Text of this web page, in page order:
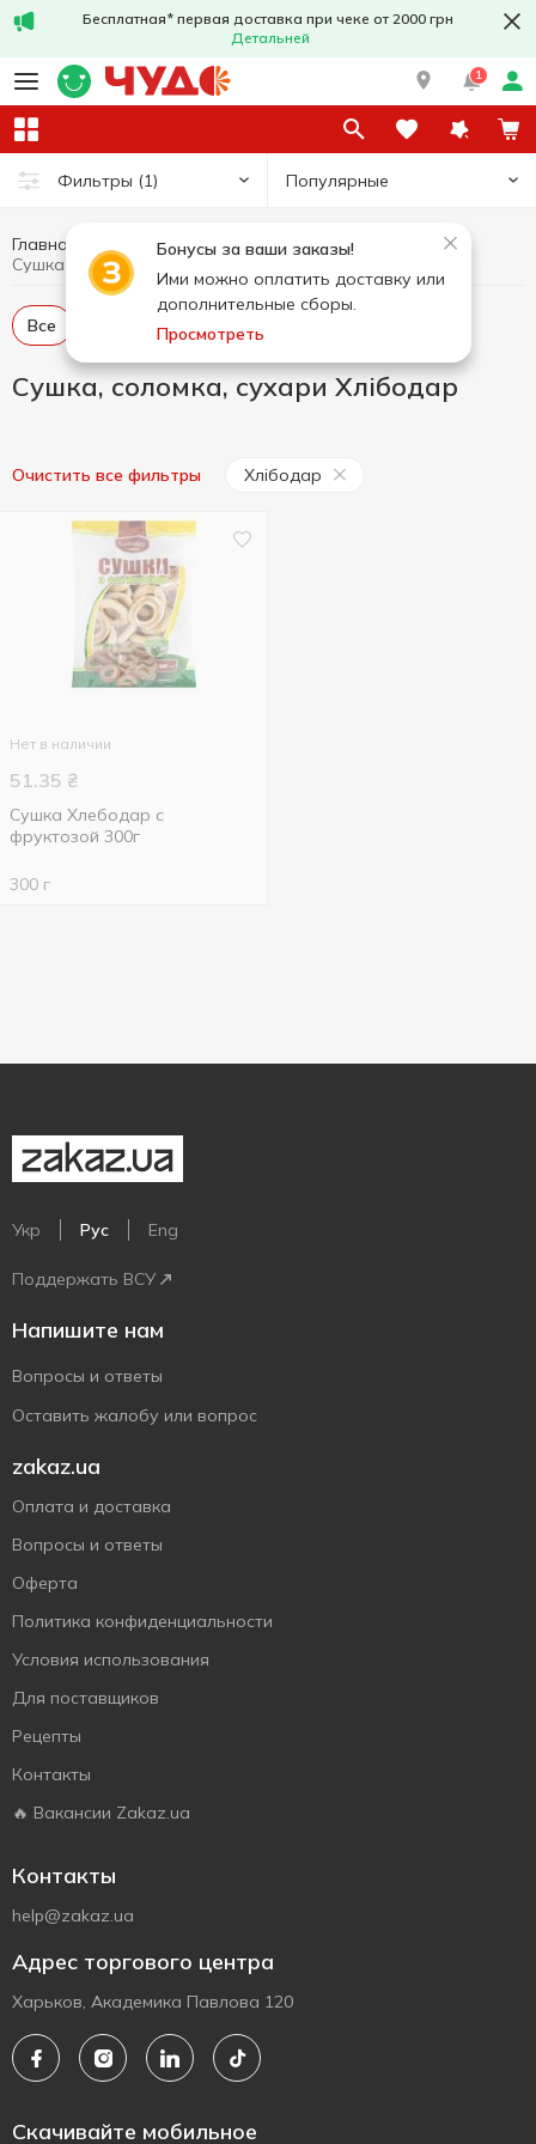
Бесплатная* первая доставка при чеке от 2000 грн
Детальней
1
Фильтры (1) Популярные
Бонусы за ваши заказы!
Ими можно оплатить доставку или
дополнительные сборы.
Просмотреть
Главная Сладости
Все
Сушка, соломка, сухари Хлібодар
Очистить все фильтры Хлібодар
Нет в наличии
51.35 ₴
Сушка Хлебодар с
фруктозой 300г
300 г
Укр Рус Eng
Поддержать ВСУ
Напишите нам
Вопросы и ответы
Оставить жалобу или вопрос
zakaz.ua
Оплата и доставка
Вопросы и ответы
Оферта
Политика конфиденциальности
Условия использования
Для поставщиков
Рецепты
Контакты
🔥 Вакансии Zakaz.ua
Контакты
help@zakaz.ua
Адрес торгового центра
Харьков, Академика Павлова 120
Скачивайте мобильное